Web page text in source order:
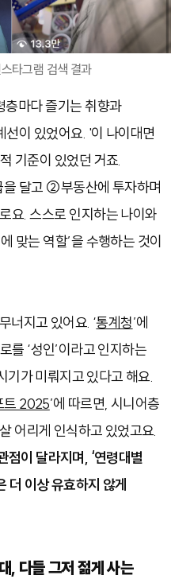
타그램 검색 결과
마다 즐기는 취향과
이 있었어요. '이 나이대면
기준이 있었던 거죠.
달고 ②부동산에 투자하며
요. 스스로 인지하는 나이와
맞는 역할’을 수행하는 것이
너지고 있어요. ‘통계청’에
를 ‘성인’이라고 인지하는
기가 미뤄지고 있다고 해요.
트 2025’에 따르면, 시니어층
어리게 인식하고 있었고요.
점이 달라지며, ‘연령대별
더 이상 유효하지 않게
, 다들 그저 젊게 사는